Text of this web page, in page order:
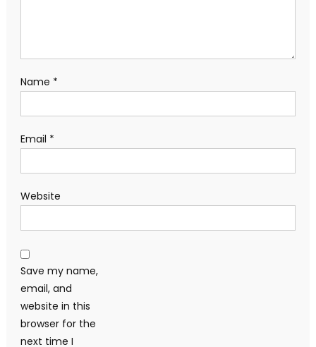
Name *
Email *
Website
Save my name,
email, and
website in this
browser for the
next time I